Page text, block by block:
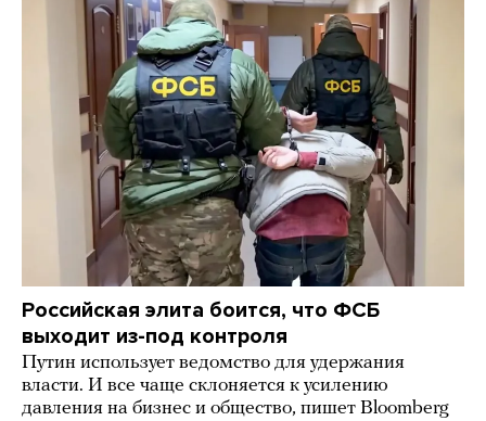
Российская элита боится, что ФСБ
выходит из-под контроля
Путин использует ведомство для удержания
власти. И все чаще склоняется к усилению
давления на бизнес и общество, пишет Bloomberg